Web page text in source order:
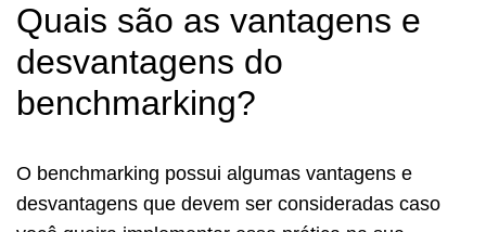
Quais são as vantagens e
desvantagens do
benchmarking?
O benchmarking possui algumas vantagens e
desvantagens que devem ser consideradas caso